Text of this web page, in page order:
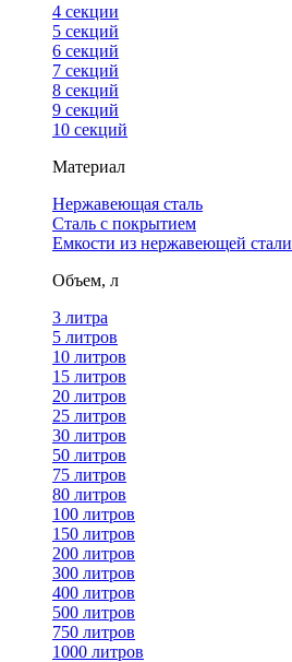
4 cекции
5 секций
6 секций
7 секций
8 секций
9 секций
10 секций
Материал
Нержавеющая сталь
Сталь с покрытием
Емкости из нержавеющей стали
Объем, л
3 литра
5 литров
10 литров
15 литров
20 литров
25 литров
30 литров
50 литров
75 литров
80 литров
100 литров
150 литров
200 литров
300 литров
400 литров
500 литров
750 литров
1000 литров